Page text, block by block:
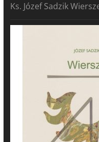
Ks. Józef Sadzik